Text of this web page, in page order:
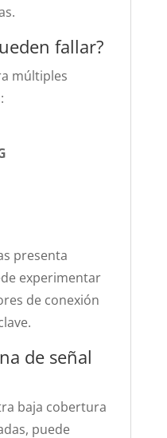
fallar?
múltiples
presenta
experimentar
de conexión
de señal
baja cobertura
puede